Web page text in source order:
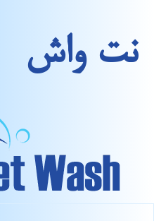
نت واش